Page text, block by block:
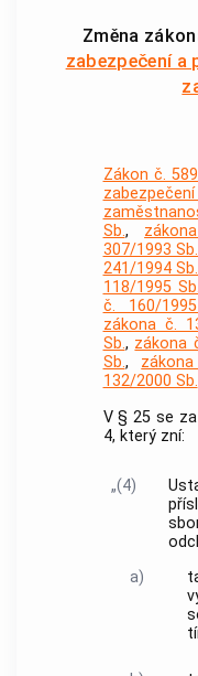
Změna
zabezpečení
Zákon č.
Sb.,
307/1993 Sb.
241/1994 Sb.
118/1995 Sb.
č. 160/
zákona č.
Sb., zákona
Sb.,
132/2000 Sb.
V § 25 se
4, který zní:
„(4)
a)